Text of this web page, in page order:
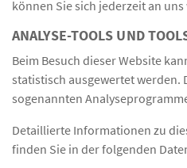
können Sie sich jederzeit an
ANALYSE-TOOLS UND
Beim Besuch dieser Website
statistisch ausgewertet werden.
sogenannten
Detaillierte Informationen zu
finden Sie in der folgenden